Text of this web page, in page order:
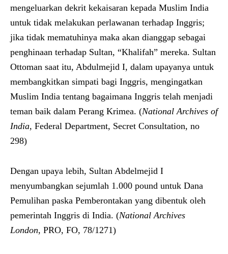
mengeluarkan dekrit kekaisaran kepada Muslim India
untuk tidak melakukan perlawanan terhadap Inggris;
jika tidak mematuhinya maka akan dianggap sebagai
penghinaan terhadap Sultan, “Khalifah” mereka. Sultan
Ottoman saat itu, Abdulmejid I, dalam upayanya untuk
membangkitkan simpati bagi Inggris, mengingatkan
Muslim India tentang bagaimana Inggris telah menjadi
teman baik dalam Perang Krimea. (National Archives of
India, Federal Department, Secret Consultation, no
298)
Dengan upaya lebih, Sultan Abdelmejid I
menyumbangkan sejumlah 1.000 pound untuk Dana
Pemulihan paska Pemberontakan yang dibentuk oleh
pemerintah Inggris di India. (National Archives
London, PRO, FO, 78/1271)